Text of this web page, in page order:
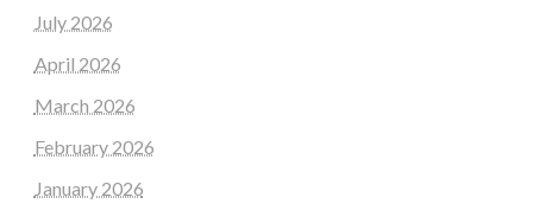
July 2026
April 2026
March 2026
February 2026
January 2026